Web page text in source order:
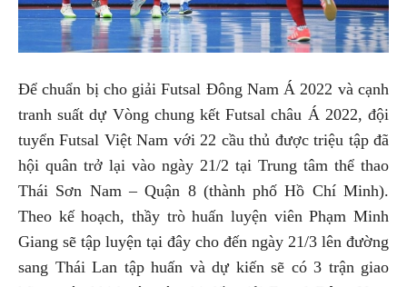
Để chuẩn bị cho giải Futsal Đông Nam Á 2022 và cạnh
tranh suất dự Vòng chung kết Futsal châu Á 2022, đội
tuyển Futsal Việt Nam với 22 cầu thủ được triệu tập đã
hội quân trở lại vào ngày 21/2 tại Trung tâm thể thao
Thái Sơn Nam – Quận 8 (thành phố Hồ Chí Minh).
Theo kế hoạch, thầy trò huấn luyện viên Phạm Minh
Giang sẽ tập luyện tại đây cho đến ngày 21/3 lên đường
sang Thái Lan tập huấn và dự kiến sẽ có 3 trận giao